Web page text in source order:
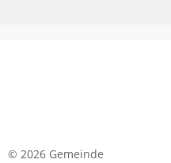
© 2026 Gemeinde